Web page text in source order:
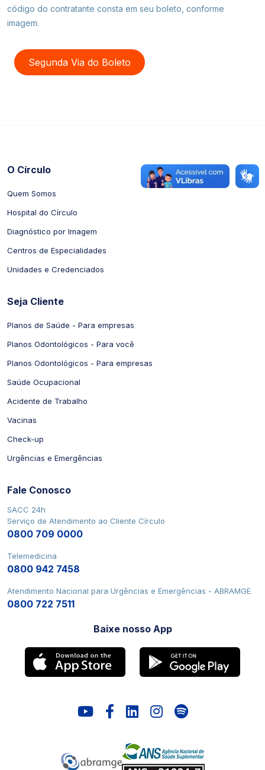
código do contratante consta em seu boleto, conforme
imagem.
Segunda Via do Boleto
Baixe nosso App
O Círculo
Quem Somos
Hospital do Círculo
Diagnóstico por Imagem
Centros de Especialidades
Unidades e Credenciados
Seja Cliente
Planos de Saúde - Para empresas
Planos Odontológicos - Para você
Planos Odontológicos - Para empresas
Saúde Ocupacional
Acidente de Trabalho
Vacinas
Check-up
Urgências e Emergências
Fale Conosco
SACC 24h
Serviço de Atendimento ao Cliente Círculo
0800 709 0000
Telemedicina
0800 942 7458
Atendimento Nacional para Urgências e Emergências - ABRAMGE
0800 722 7511